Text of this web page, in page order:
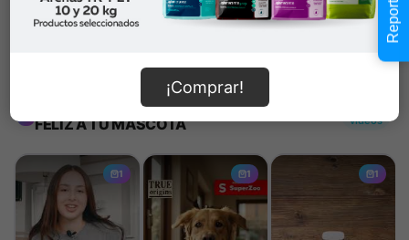
Información de envío
¡Comprar!